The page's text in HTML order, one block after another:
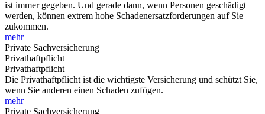
ist immer gegeben. Und gerade dann, wenn Personen geschädigt
werden, können extrem hohe Schadenersatzforderungen auf Sie
zukommen.
mehr
Private Sachversicherung
Privathaftpflicht
Privathaftpflicht
Die Privathaftpflicht ist die wichtigste Versicherung und schützt Sie,
wenn Sie anderen einen Schaden zufügen.
mehr
Private Sachversicherung